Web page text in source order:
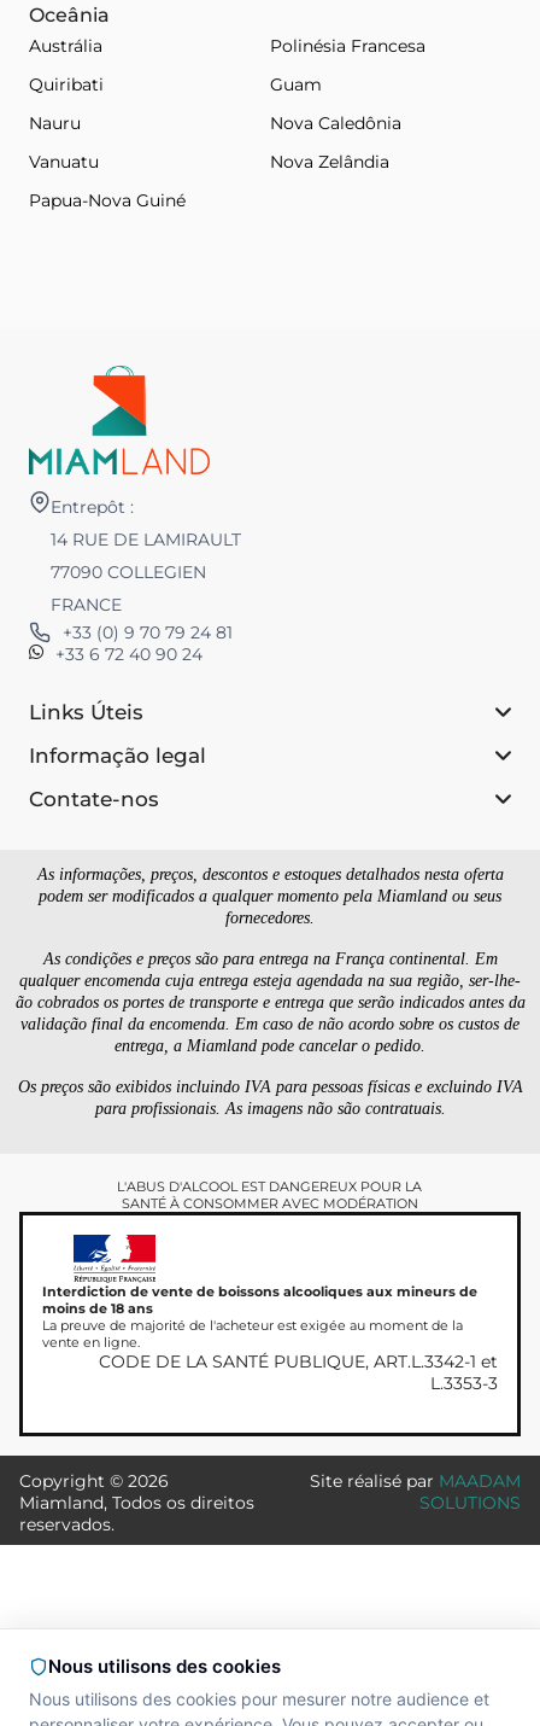
Oceânia
Austrália
Polinésia Francesa
Quiribati
Guam
Nauru
Nova Caledônia
Vanuatu
Nova Zelândia
Papua-Nova Guiné
Entrepôt :
14 RUE DE LAMIRAULT
77090 COLLEGIEN
FRANCE
+33 (0) 9 70 79 24 81
+33 6 72 40 90 24
Links Úteis
Informação legal
Contate-nos
As informações, preços, descontos e estoques detalhados nesta oferta
podem ser modificados a qualquer momento pela Miamland ou seus
fornecedores.
As condições e preços são para entrega na França continental. Em
qualquer encomenda cuja entrega esteja agendada na sua região, ser-lhe-
ão cobrados os portes de transporte e entrega que serão indicados antes da
validação final da encomenda. Em caso de não acordo sobre os custos de
entrega, a Miamland pode cancelar o pedido.
Os preços são exibidos incluindo IVA para pessoas físicas e excluindo IVA
para profissionais. As imagens não são contratuais.
L'ABUS D'ALCOOL EST DANGEREUX POUR LA
SANTÉ À CONSOMMER AVEC MODÉRATION
Interdiction de vente de boissons alcooliques aux mineurs de
moins de 18 ans
La preuve de majorité de l'acheteur est exigée au moment de la
vente en ligne.
CODE DE LA SANTÉ PUBLIQUE, ART.L.3342-1 et
L.3353-3
Copyright © 2026
Miamland, Todos os direitos
reservados.
Site réalisé par MAADAM
SOLUTIONS
Nous utilisons des cookies
Nous utilisons des cookies pour mesurer notre audience et